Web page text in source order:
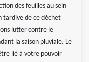
des feuilles au sein
tardive de ce déchet
lutter contre le
la saison pluviale. Le
lié à votre pouvoir